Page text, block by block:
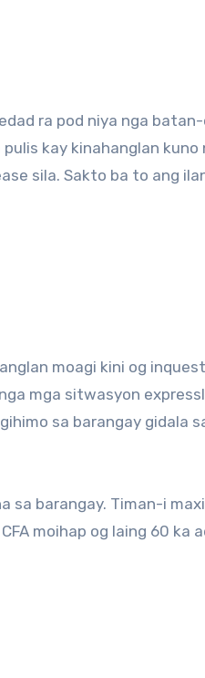
ra pod niya nga
kay kinahanglan kuno
sila. Sakto ba to ang
moagi kini og inquest
mga sitwasyon
sa barangay gidala
sa barangay. Timan-i
moihap og laing 60 ka